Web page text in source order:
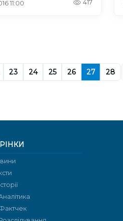
11:00 417
23 24 25 26 27 28